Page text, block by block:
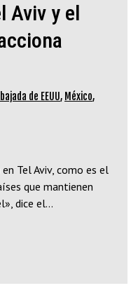
Aviv y el
de EEUU, México,
Tel Aviv, como es el
que mantienen
dice el…